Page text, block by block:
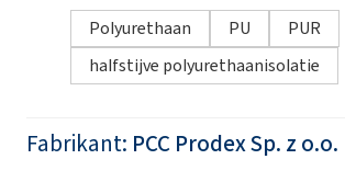
Polyurethaan PU
PUR
halfstijve polyurethaanisolatie
Fabrikant: PCC Prodex Sp. z o.o.